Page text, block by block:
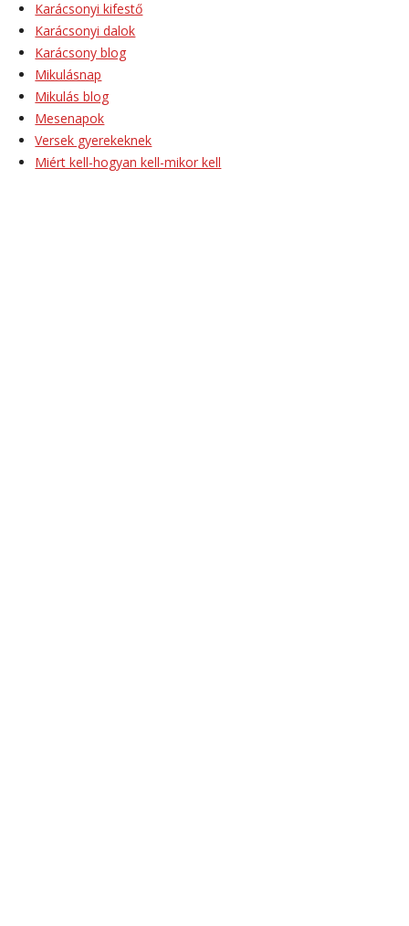
Karácsonyi kifestő
Karácsonyi dalok
Karácsony blog
Mikulásnap
Mikulás blog
Mesenapok
Versek gyerekeknek
Miért kell-hogyan kell-mikor kell